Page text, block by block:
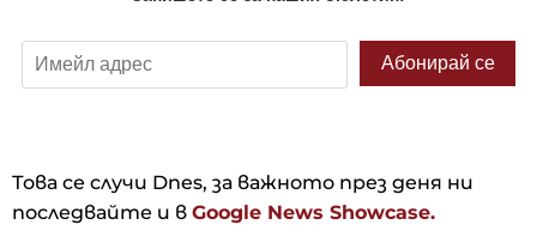
Това се случи Dnes, за важното през деня ни
последвайте и в Google News Showcase.